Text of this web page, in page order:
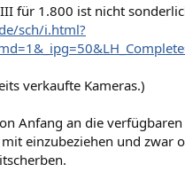
für 1.800 ist nicht
sch/i.html?
verkaufte Kameras.)
Anfang an die
einzubeziehen und zwar